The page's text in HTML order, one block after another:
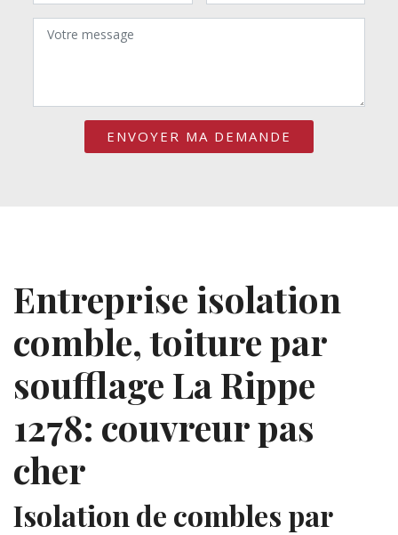
Entreprise isolation
comble, toiture par
soufflage La Rippe
1278: couvreur pas
cher
Isolation de combles par